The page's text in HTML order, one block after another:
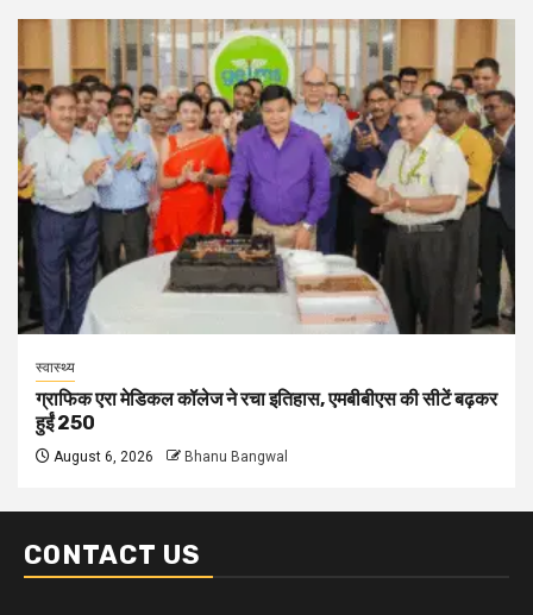
स्वास्थ्य
ग्राफिक एरा मेडिकल कॉलेज ने रचा इतिहास, एमबीबीएस की सीटें बढ़कर
हुईं 250
August 6, 2026 Bhanu Bangwal
CONTACT US